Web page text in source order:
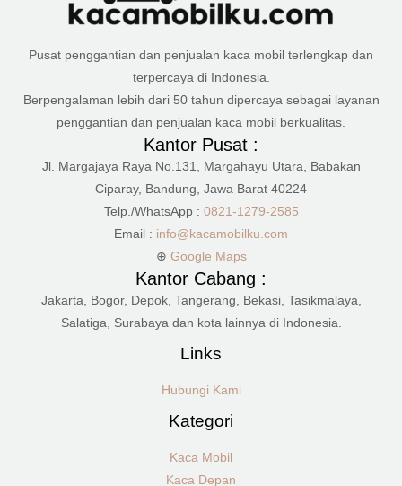
Pusat penggantian dan penjualan kaca mobil terlengkap dan
terpercaya di Indonesia.
Berpengalaman lebih dari 50 tahun dipercaya sebagai layanan
penggantian dan penjualan kaca mobil berkualitas.
Kantor Pusat :
Jl. Margajaya Raya No.131, Margahayu Utara, Babakan
Ciparay, Bandung, Jawa Barat 40224
Telp./WhatsApp : 0821-1279-2585
Email : info@kacamobilku.com
⊕ Google Maps
Kantor Cabang :
Jakarta, Bogor, Depok, Tangerang, Bekasi, Tasikmalaya,
Salatiga, Surabaya dan kota lainnya di Indonesia.
Links
Hubungi Kami
Kategori
Kaca Mobil
Kaca Depan